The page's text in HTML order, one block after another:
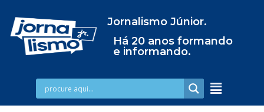
Jornalismo Júnior.
Há 20 anos formando
e informando.